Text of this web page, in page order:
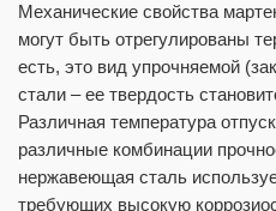
Механические свойства
могут быть отрегулированы
есть, это вид упрочняемой
стали – ее твердость
Различная температура
различные комбинации
нержавеющая сталь
требующих высокую